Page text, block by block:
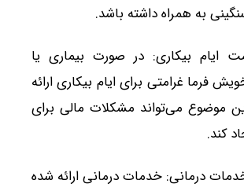
به همراه داشته باشد.
ایام بیکاری: در صورت بیماری یا
فرما غرامتی برای ایام بیکاری ارائه
موضوع می‌تواند مشکلات مالی برای
کند.
درمانی: خدمات درمانی ارائه شده